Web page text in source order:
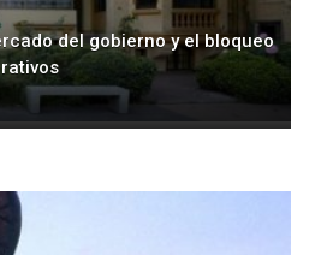
del gobierno y el bloqueo